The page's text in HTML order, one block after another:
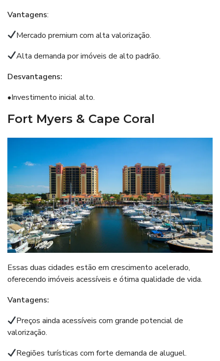
Vantagens:
Mercado premium com alta valorização.
Alta demanda por imóveis de alto padrão.
Desvantagens:
•Investimento inicial alto.
Fort Myers & Cape Coral
Essas duas cidades estão em crescimento acelerado,
oferecendo imóveis acessíveis e ótima qualidade de vida.
Vantagens:
Preços ainda acessíveis com grande potencial de
valorização.
Regiões turísticas com forte demanda de aluguel.